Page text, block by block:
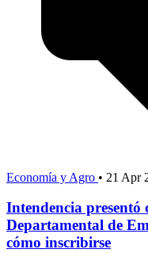
Economía y Agro • 21 Apr
Intendencia presentó
Departamental de
cómo inscribirse